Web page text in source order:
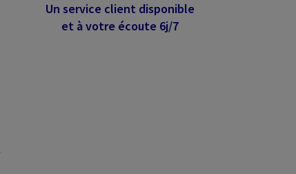
Un service client disponible
et à votre écoute 6j/7